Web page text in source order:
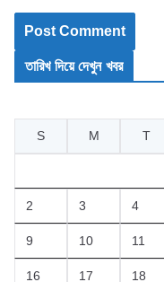
তারিখ দিয়ে দেখুন খবর
S
M T
2 3 4
9 10 11
16 17 18